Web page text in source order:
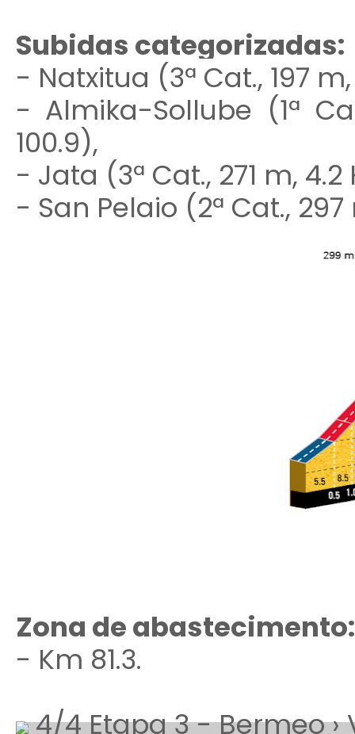
Subidas categorizadas:
- Natxitua (3ª Cat., 197
- Almika-Sollube (1ª
100.9),
- Jata (3ª Cat., 271 m,
- San Pelaio (2ª Cat., 297
Zona de
- Km 81.3.
4/4 Etapa 3 - Bermeo ›